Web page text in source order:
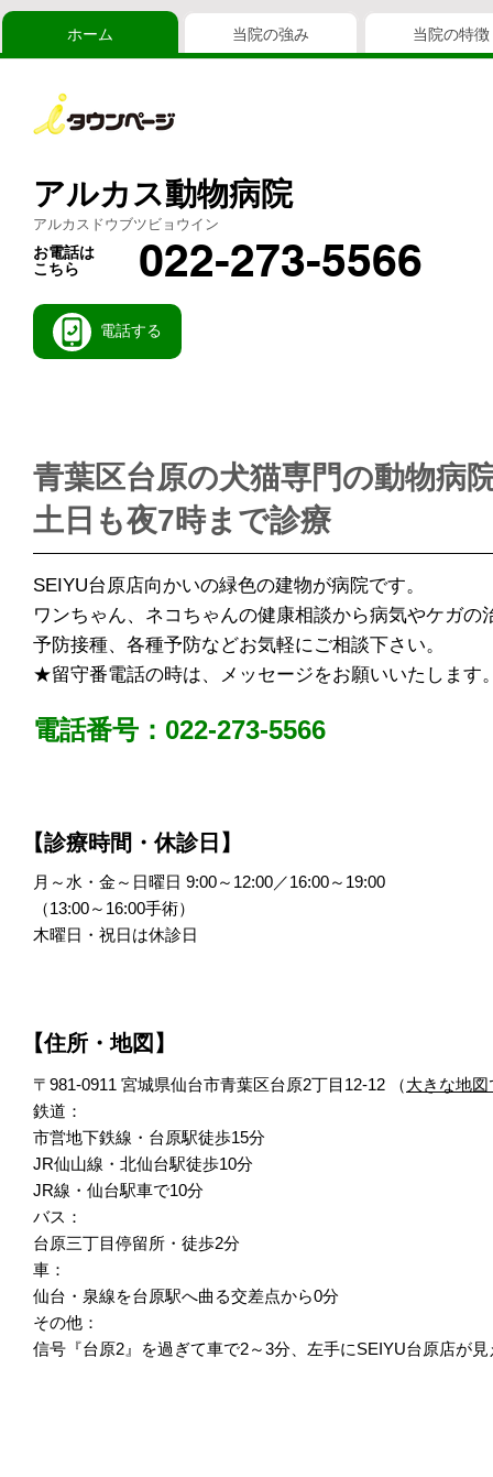
ホーム 当院の強み 当院の特徴
アルカス動物病院
アルカスドウブツビョウイン
お電話は
こちら
022-273-5566
電話する
青葉区台原の犬猫専門の動物
土日も夜7時まで診療
SEIYU台原店向かいの緑色の建物が病院です。
ワンちゃん、ネコちゃんの健康相談から病気やケガの
予防接種、各種予防などお気軽にご相談下さい。
★留守番電話の時は、メッセージをお願いいたします
電話番号：022-273-5566
【診療時間・休診日】
月～水・金～日曜日 9:00～12:00／16:00～19:00
（13:00～16:00手術）
木曜日・祝日は休診日
【住所・地図】
〒981-0911 宮城県仙台市青葉区台原2丁目12-12 （大きな地図
鉄道：
市営地下鉄線・台原駅徒歩15分
JR仙山線・北仙台駅徒歩10分
JR線・仙台駅車で10分
バス：
台原三丁目停留所・徒歩2分
車：
仙台・泉線を台原駅へ曲る交差点から0分
その他：
信号『台原2』を過ぎて車で2～3分、左手にSEIYU台原店が